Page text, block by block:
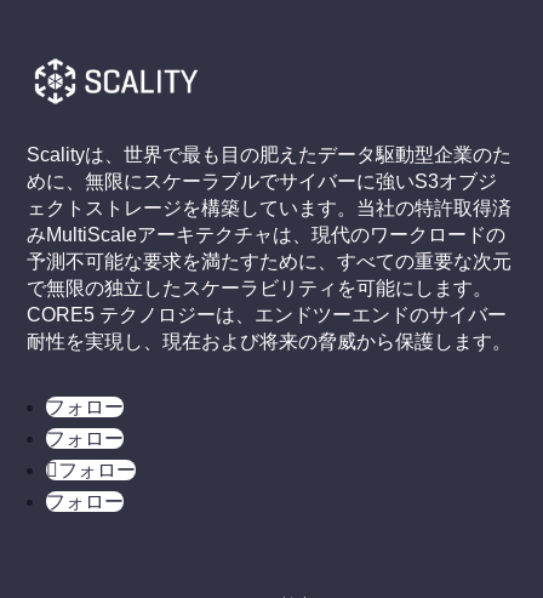
Scalityは、世界で最も目の肥えたデータ駆動型企業のた
めに、無限にスケーラブルでサイバーに強いS3オブジ
ェクトストレージを構築しています。当社の特許取得済
みMultiScaleアーキテクチャは、現代のワークロードの
予測不可能な要求を満たすために、すべての重要な次元
で無限の独立したスケーラビリティを可能にします。
CORE5 テクノロジーは、エンドツーエンドのサイバー
耐性を実現し、現在および将来の脅威から保護します。
フォロー
フォロー
フォロー
フォロー